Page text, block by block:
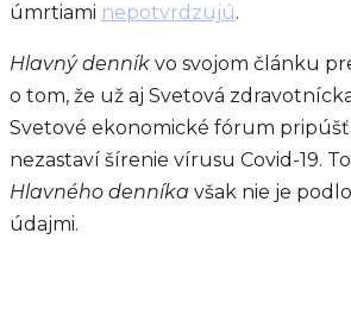
úmrtiami nepotvrdzujú.
Hlavný denník vo svojom článku
o tom, že už aj Svetová
Svetové ekonomické fórum
nezastaví šírenie vírusu Covid-19.
Hlavného denníka však nie je
údajmi.